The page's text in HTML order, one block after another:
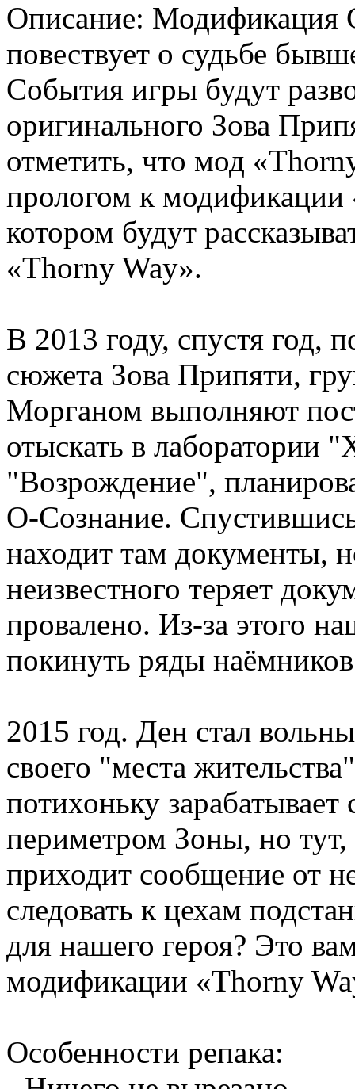
Описание: Модификация
повествует о судьбе
События игры будут
оригинального Зова
отметить, что мод
прологом к
котором будут
«Thorny Way».
В 2013 году, спустя год,
сюжета Зова Припяти,
Морганом выполняют
отыскать в лаборатории
"Возрождение",
О-Сознание.
находит там документы,
неизвестного теряет
провалено. Из-за этого
покинуть ряды
2015 год. Ден стал
своего "места
потихоньку
периметром Зоны, но
приходит сообщение от
следовать к цехам
для нашего героя? Это
модификации «Thorny
Особенности репака: